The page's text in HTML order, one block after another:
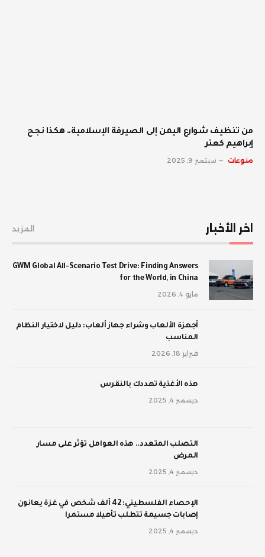
من تنظيف شوارع اليمن إلى الصيرفة الإسلامية.. هكذا نجح
إبراهيم كعتر
منوعات سبتمبر 9, 2025
اخر الأخبار المزيد
GWM Global All-Scenario Test Drive: Finding Answers
for the World, in China
مايو 4, 2026
أجهزة الألعاب وشراء جهاز ألعاب: دليل لاختيار النظام
المناسب
فبراير 18, 2026
‫هذه الأغذية تهددك بالنقرس
ديسمبر 4, 2025
‫التصلب المتعدد.. هذه العوامل تؤثر على مسار
المرض
ديسمبر 4, 2025
الإحصاء الفلسطيني: 42 ألف شخص في غزة يعانون
إصابات جسيمة تتطلب تأهيلا مستمرا
ديسمبر 4, 2025